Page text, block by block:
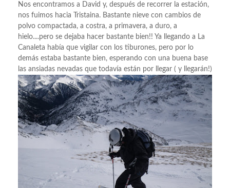
Nos encontramos a David y, después de recorrer la estación,
nos fuimos hacia Tristaina. Bastante nieve con cambios de
polvo compactada, a costra, a primavera, a duro, a
hielo....pero se dejaba hacer bastante bien!! Ya llegando a La
Canaleta había que vigilar con los tiburones, pero por lo
demás estaba bastante bien, esperando con una buena base
las ansiadas nevadas que todavía están por llegar ( y llegarán!)